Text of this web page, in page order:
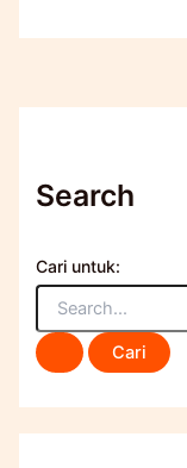
Search
Cari untuk: